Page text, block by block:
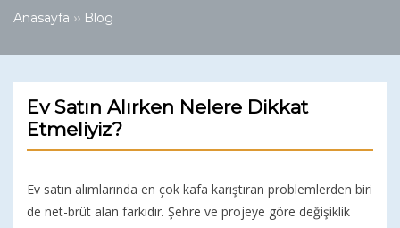
Anasayfa ›› Blog
Ev Satın Alırken Nelere Dikkat
Etmeliyiz?
Ev satın alımlarında en çok kafa karıştıran problemlerden biri
de net-brüt alan farkıdır. Şehre ve projeye göre değişiklik